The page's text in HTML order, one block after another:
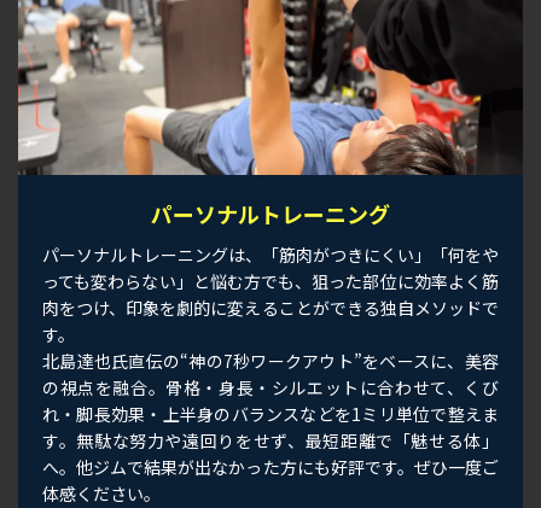
パーソナルトレーニング
パーソナルトレーニングは、「筋肉がつきにくい」「何をや
っても変わらない」と悩む方でも、狙った部位に効率よく筋
肉をつけ、印象を劇的に変えることができる独自メソッドで
す。
北島達也氏直伝の“神の7秒ワークアウト”をベースに、美容
の視点を融合。骨格・身長・シルエットに合わせて、くび
れ・脚長効果・上半身のバランスなどを1ミリ単位で整えま
す。無駄な努力や遠回りをせず、最短距離で「魅せる体」
へ。他ジムで結果が出なかった方にも好評です。ぜひ一度ご
体感ください。